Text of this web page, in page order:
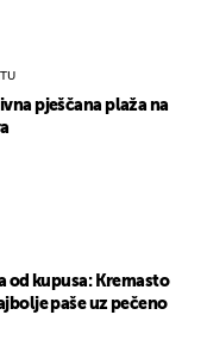
pješčana plaža na
od kupusa: Kremasto
paše uz pečeno